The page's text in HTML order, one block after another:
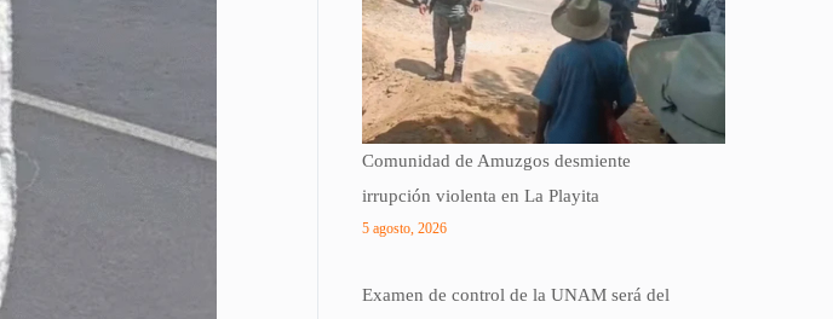
Comunidad de Amuzgos desmiente
irrupción violenta en La Playita
5 agosto, 2026
Examen de control de la UNAM será del